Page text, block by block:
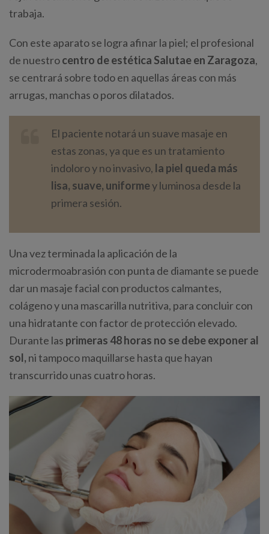
trabaja.
Con este aparato se logra afinar la piel; el profesional
de nuestrocentro de estética Salutae en Zaragoza,
se centrará sobre todo en aquellas áreas con más
arrugas, manchas o poros dilatados.
El paciente notará un suave masaje en
estas zonas, ya que es un tratamiento
indoloro y no invasivo, la piel queda más
lisa, suave, uniformey luminosa desde la
primera sesión.
Una vez terminada la aplicación de la
microdermoabrasión con punta de diamante se puede
dar un masaje facial con productos calmantes,
colágeno y una mascarilla nutritiva, para concluir con
una hidratante con factor de protección elevado.
Durante las primeras 48 horas no se debe exponer al
sol, ni tampoco maquillarse hasta que hayan
transcurrido unas cuatro horas.